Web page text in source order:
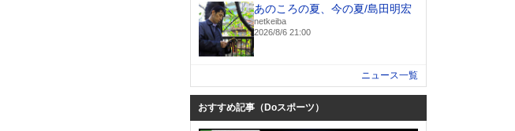
あのころの夏、今の夏/島田明宏
netkeiba
2026/8/6 21:00
ニュース一覧
おすすめ記事（Doスポーツ）